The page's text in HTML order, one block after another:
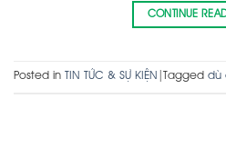
CONTINUE
Posted in TIN TỨC & SỰ KIỆN Tagged dù